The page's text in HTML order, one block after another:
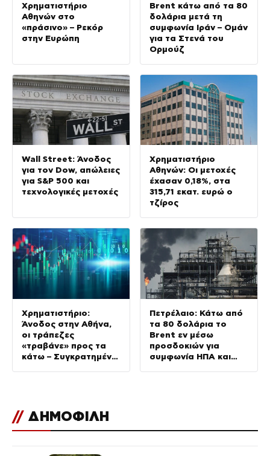
Χρηματιστήριο
Αθηνών στο
«πράσινο» – Ρεκόρ
στην Ευρώπη
Brent κάτω από τα 80
δολάρια μετά τη
συμφωνία Ιράν – Ομάν
για τα Στενά του
Ορμούζ
Wall Street: Άνοδος
για τον Dow, απώλειες
για S&P 500 και
τεχνολογικές μετοχές
Χρηματιστήριο
Αθηνών: Οι μετοχές
έχασαν 0,18%, στα
315,71 εκατ. ευρώ ο
τζίρος
Χρηματιστήριο:
Άνοδος στην Αθήνα,
οι τράπεζες
«τραβάνε» προς τα
κάτω – Συγκρατημένη
Πετρέλαιο: Κάτω από
τα 80 δολάρια το
Brent εν μέσω
προσδοκιών για
συμφωνία ΗΠΑ και
// ΔΗΜΟΦΙΛΗ